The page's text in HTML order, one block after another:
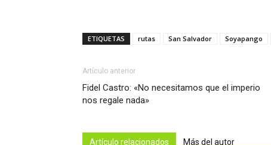
ETIQUETAS rutas San Salvador Soyapango
Artículo anterior
Fidel Castro: «No necesitamos que el imperio
nos regale nada»
Artículo relacionados Más del autor